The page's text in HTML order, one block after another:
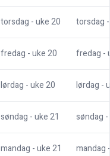
torsdag - uke20 torsdag
fredag - uke20 fredag -
lørdag - uke20 lørdag -
søndag - uke21 søndag
mandag - uke21 mandag